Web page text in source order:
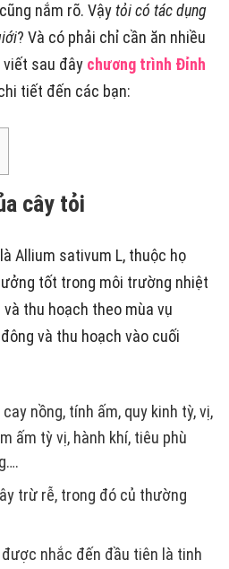
nắm rõ. Vậytỏi có tác dụng
? Và có phải chỉ cần ăn nhiều
viết sau đây chương trình Đỉnh
tiết đến các bạn:
cây tỏi
Allium sativum L, thuộc họ
tốt trong môi trường nhiệt
thu hoạch theo mùa vụ
và thu hoạch vào cuối
nồng, tính ấm, quy kinh tỳ, vị,
ấm tỳ vị, hành khí, tiêu phù
trừ rễ, trong đó củ thường
nhắc đến đầu tiên là tinh